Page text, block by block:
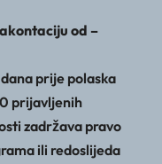
od –
prije polaska
prijavljenih
zadržava pravo
ili redoslijeda